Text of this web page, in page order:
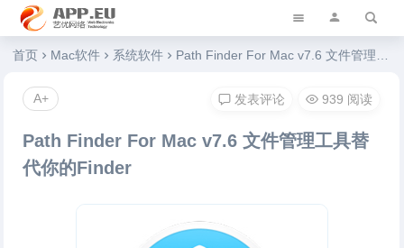
艺优软件乐园
首页 Mac软件 系统软件 Path Finder For Mac v7.6 文件管理工具替代你的Finder
Path Finder For Mac v7.6 文件管理工具替
代你的Finder
发表评论 939 阅读
A+